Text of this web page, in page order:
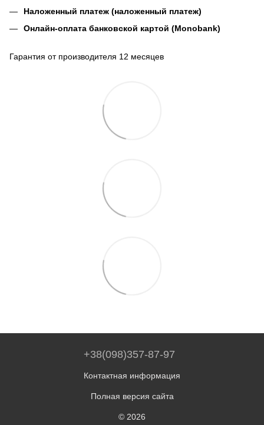
Наложенный платеж (наложенный платеж)
Онлайн-оплата банковской картой (Monobank)
Гарантия от производителя 12 месяцев
+38(098)357-87-97
Контактная информация
Полная версия сайта
© 2026